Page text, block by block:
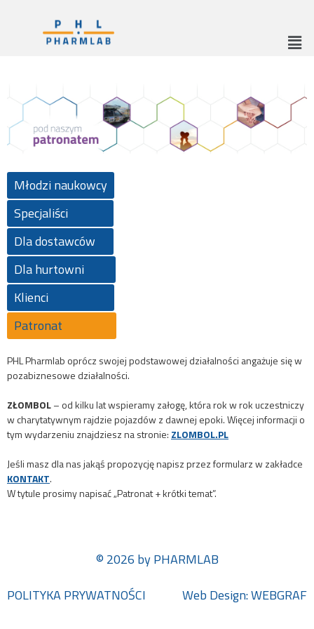
Młodzi naukowcy
Specjaliści
Dla dostawców
Dla hurtowni
Klienci
Patronat
PHL Pharmlab oprócz swojej podstawowej działalności angażuje się w
pozabiznesowe działalności.
ZŁOMBOL– od kilku lat wspieramy załogę, która rok w rok uczestniczy
w charytatywnym rajdzie pojazdów z dawnej epoki. Więcej informacji o
tym wydarzeniu znajdziesz na stronie: ZLOMBOL.PL
Jeśli masz dla nas jakąś propozycję napisz przez formularz w zakładce
KONTAKT.
W tytule prosimy napisać „Patronat + krótki temat”.
© 2026 by PHARMLAB
POLITYKA PRYWATNOŚCI
Web Design:WEBGRAF